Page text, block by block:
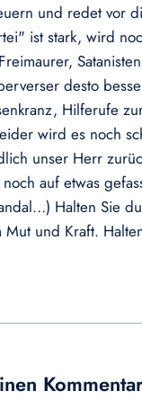
und redet vor
ist stark, wird
desto
Hilferufe
wird es noch
unser Herr
auf etwas
Halten Sie
Mut und Kraft.